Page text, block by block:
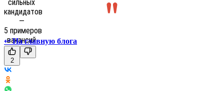
↩На главную блога
2